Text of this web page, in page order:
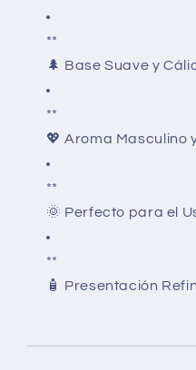
**
🌲 Base Suave y
**
💖Aroma Masculino
**
🌞 Perfecto para el
**
🧴 Presentación